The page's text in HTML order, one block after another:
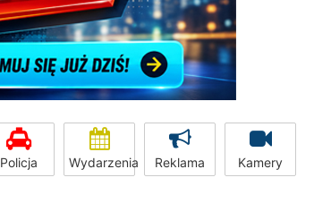
Policja Wydarzenia Reklama Kamery